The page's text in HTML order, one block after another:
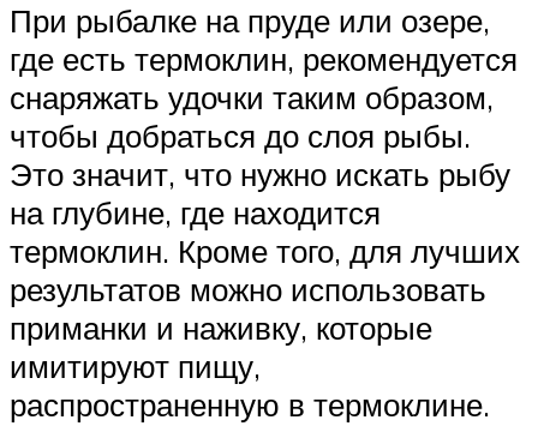
При рыбалке на пруде или озере,
где есть термоклин, рекомендуется
снаряжать удочки таким образом,
чтобы добраться до слоя рыбы.
Это значит, что нужно искать рыбу
на глубине, где находится
термоклин. Кроме того, для лучших
результатов можно использовать
приманки и наживку, которые
имитируют пищу,
распространенную в термоклине.